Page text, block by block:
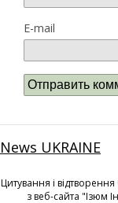
E-mail
News UKRAINE
Цитування і відтворення
з веб-сайта "Ізюм